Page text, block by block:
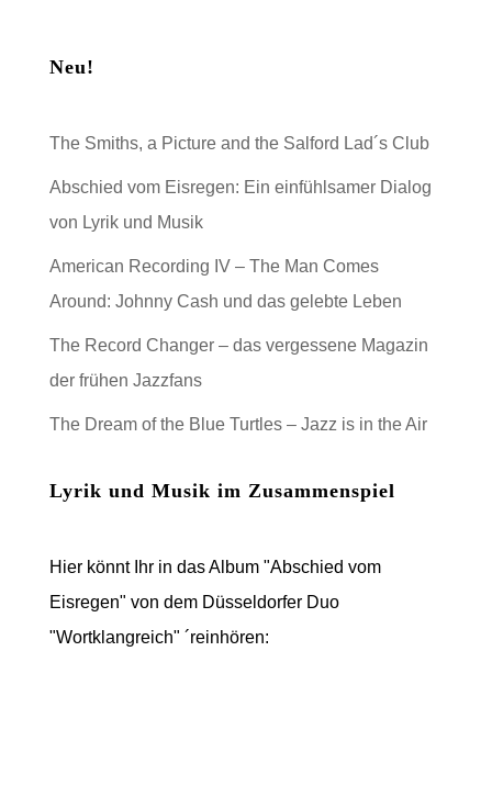
Neu!
The Smiths, a Picture and the Salford Lad´s Club
Abschied vom Eisregen: Ein einfühlsamer Dialog
von Lyrik und Musik
American Recording IV – The Man Comes
Around: Johnny Cash und das gelebte Leben
The Record Changer – das vergessene Magazin
der frühen Jazzfans
The Dream of the Blue Turtles – Jazz is in the Air
Lyrik und Musik im Zusammenspiel
Hier könnt Ihr in das Album "Abschied vom
Eisregen" von dem Düsseldorfer Duo
"Wortklangreich" ´reinhören: